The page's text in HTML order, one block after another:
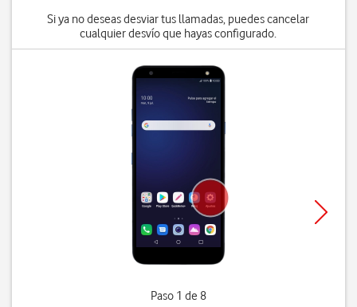
Si ya no deseas desviar tus llamadas, puedes cancelar
cualquier desvío que hayas configurado.
Paso 1 de 8